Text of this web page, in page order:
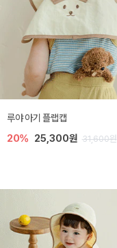
루야 아기 플랩캡
20% 25,300원 31,600원